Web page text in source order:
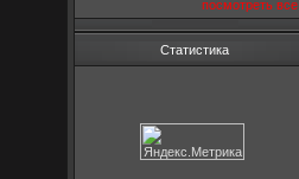
посмотреть все
Статистика